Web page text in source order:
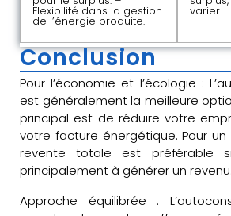
Flexibilité dans la gestion
de l’énergie produite.
varier.
Conclusion
Pour l’économie et l’écologie :
est généralement la meilleure
principal est de réduire votre
votre facture énergétique. Pour un
revente totale est préférable
principalement à générer un revenu.
Approche équilibrée :